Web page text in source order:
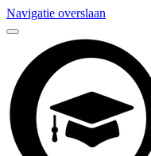
Navigatie overslaan